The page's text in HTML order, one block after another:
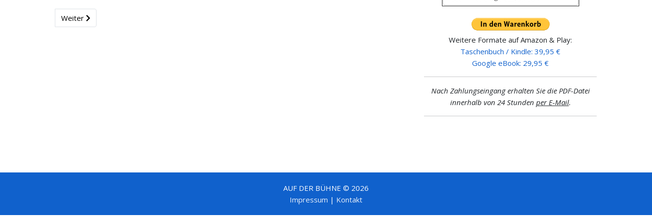
Weiter
Weitere Formate auf Amazon & Play:
Taschenbuch / Kindle: 39,95 €
Google eBook: 29,95 €
Nach Zahlungseingang erhalten Sie die PDF-Datei
innerhalb von 24 Stunden per E-Mail.
AUF DER BÜHNE © 2026
Impressum | Kontakt